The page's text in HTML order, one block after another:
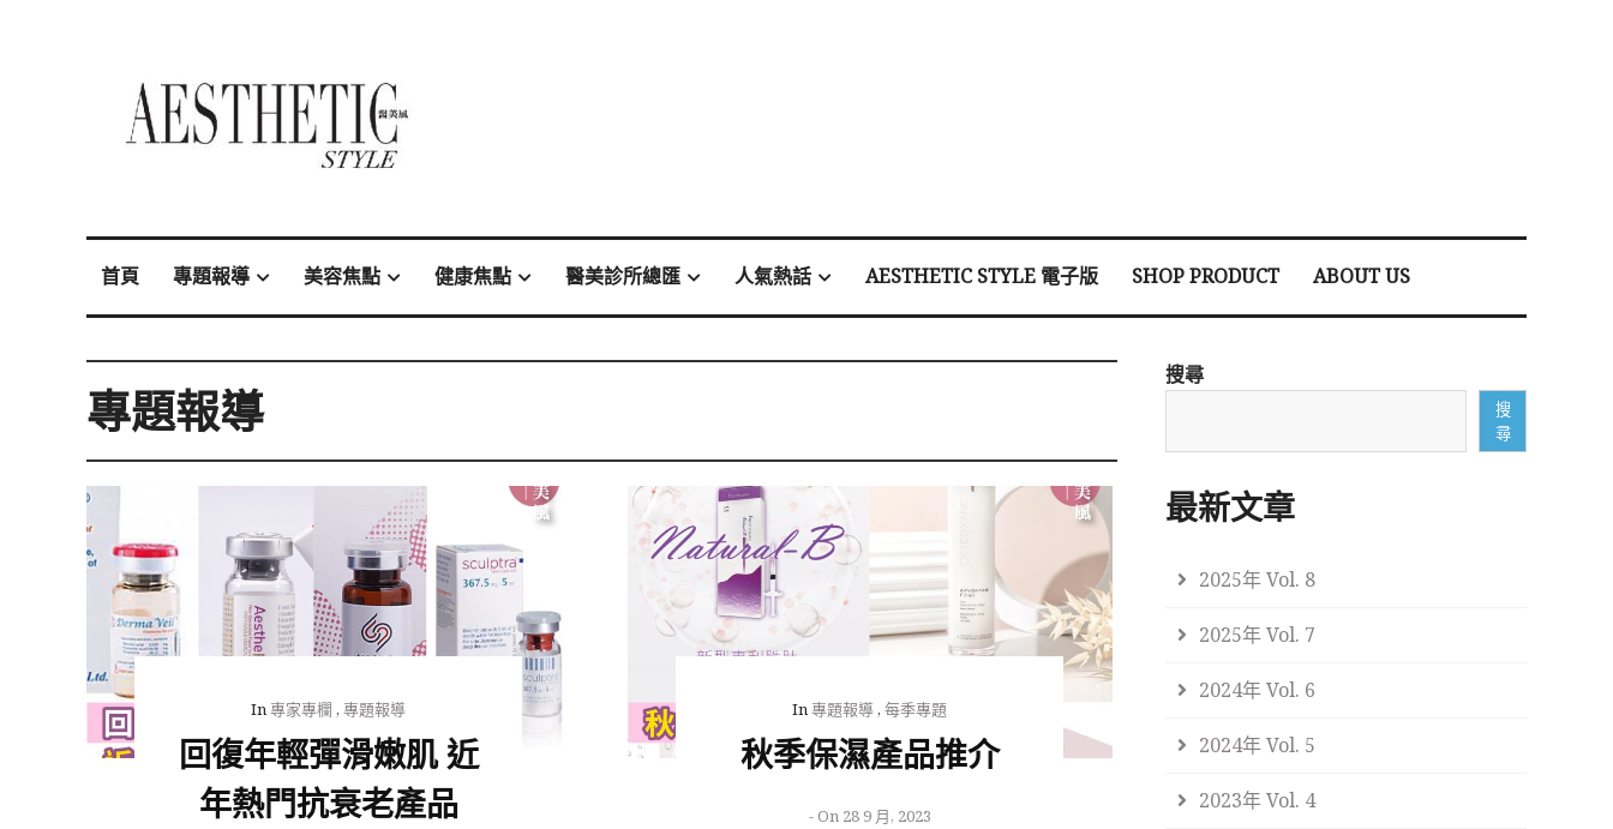
首頁 專題報導 美容焦點 健康焦點 醫美診所總匯 人氣熱話 AESTHETIC STYLE 電子版 SHOP PRODUCT ABOUT US
專題報導
In專家專欄 ,專題報導
回復年輕彈滑嫩肌 近
年熱門抗衰老產品
In專題報導,每季專題
秋季保濕產品推介
-On 28 9 月, 2023
搜尋
搜
尋
最新文章
2025年 Vol. 8
2025年 Vol. 7
2024年 Vol. 6
2024年 Vol. 5
2023年 Vol. 4